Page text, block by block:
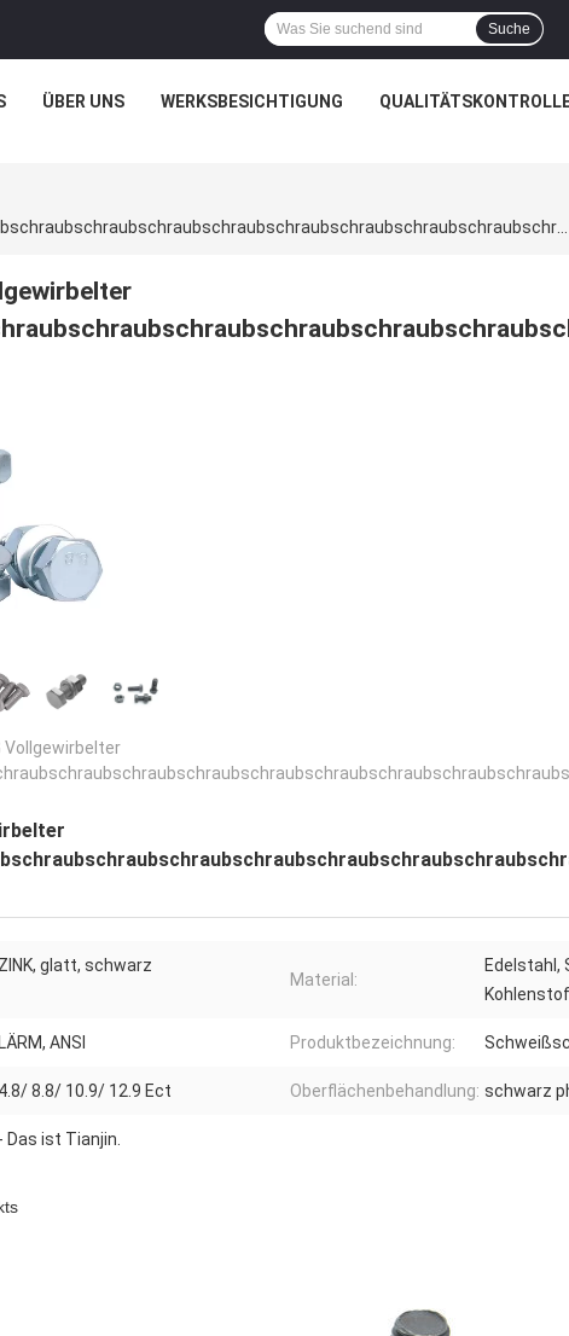
Suche
ÜBER UNS WERKSBESICHTIGUNG
Vollgewirbelter
ZINK, glatt, schwarz
Material:
Edelstahl,
ANSI Produktbezeichnung:
4.8/ 8.8/ 10.9/ 12.9 Ect Oberflächenbehandlung: schwarz
- Das ist Tianjin.